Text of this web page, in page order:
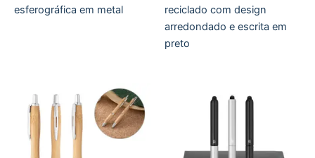
esferográfica em metal
reciclado com design
arredondado e escrita em
preto